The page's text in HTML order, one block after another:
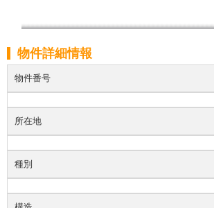
物件詳細情報
物件番号
所在地
種別